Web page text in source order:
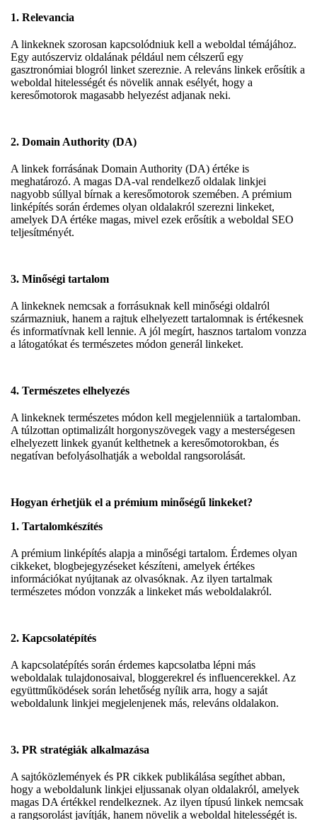
1. Relevancia
A linkeknek szorosan kapcsolódniuk kell a weboldal témájához.
Egy autószerviz oldalának például nem célszerű egy
gasztronómiai blogról linket szereznie. A releváns linkek erősítik a
weboldal hitelességét és növelik annak esélyét, hogy a
keresőmotorok magasabb helyezést adjanak neki.
2. Domain Authority (DA)
A linkek forrásának Domain Authority (DA) értéke is
meghatározó. A magas DA-val rendelkező oldalak linkjei
nagyobb súllyal bírnak a keresőmotorok szemében. A prémium
linképítés során érdemes olyan oldalakról szerezni linkeket,
amelyek DA értéke magas, mivel ezek erősítik a weboldal SEO
teljesítményét.
3. Minőségi tartalom
A linkeknek nemcsak a forrásuknak kell minőségi oldalról
származniuk, hanem a rajtuk elhelyezett tartalomnak is értékesnek
és informatívnak kell lennie. A jól megírt, hasznos tartalom vonzza
a látogatókat és természetes módon generál linkeket.
4. Természetes elhelyezés
A linkeknek természetes módon kell megjelenniük a tartalomban.
A túlzottan optimalizált horgonyszövegek vagy a mesterségesen
elhelyezett linkek gyanút kelthetnek a keresőmotorokban, és
negatívan befolyásolhatják a weboldal rangsorolását.
Hogyan érhetjük el a prémium minőségű linkeket?
1. Tartalomkészítés
A prémium linképítés alapja a minőségi tartalom. Érdemes olyan
cikkeket, blogbejegyzéseket készíteni, amelyek értékes
információkat nyújtanak az olvasóknak. Az ilyen tartalmak
természetes módon vonzzák a linkeket más weboldalakról.
2. Kapcsolatépítés
A kapcsolatépítés során érdemes kapcsolatba lépni más
weboldalak tulajdonosaival, bloggerekrel és influencerekkel. Az
együttműködések során lehetőség nyílik arra, hogy a saját
weboldalunk linkjei megjelenjenek más, releváns oldalakon.
3. PR stratégiák alkalmazása
A sajtóközlemények és PR cikkek publikálása segíthet abban,
hogy a weboldalunk linkjei eljussanak olyan oldalakról, amelyek
magas DA értékkel rendelkeznek. Az ilyen típusú linkek nemcsak
a rangsorolást javítják, hanem növelik a weboldal hitelességét is.